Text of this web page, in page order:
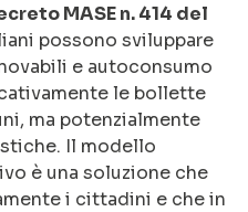
MASE n. 414 del
possono sviluppare
e autoconsumo
le bollette
ma potenzialmente
Il modello
è una soluzione che
i cittadini e che in